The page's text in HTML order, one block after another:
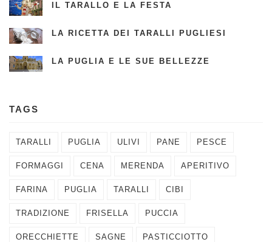
IL TARALLO E LA FESTA
LA RICETTA DEI TARALLI PUGLIESI
LA PUGLIA E LE SUE BELLEZZE
TAGS
TARALLI PUGLIA ULIVI PANE PESCE
FORMAGGI CENA MERENDA APERITIVO
FARINA PUGLIA TARALLI CIBI
TRADIZIONE FRISELLA PUCCIA
ORECCHIETTE SAGNE PASTICCIOTTO